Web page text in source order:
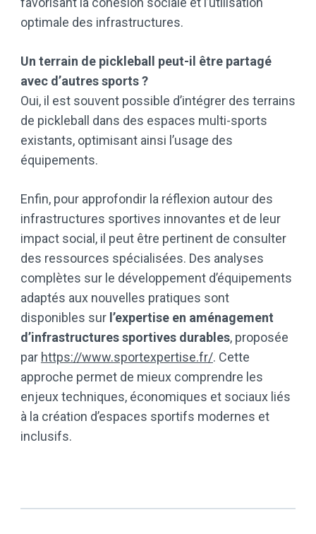
optimale des infrastructures.
Un terrain de pickleball peut-il être partagé
avec d’autres sports ?
Oui, il est souvent possible d’intégrer des terrains
de pickleball dans des espaces multi-sports
existants, optimisant ainsi l’usage des
équipements.
Enfin, pour approfondir la réflexion autour des
infrastructures sportives innovantes et de leur
impact social, il peut être pertinent de consulter
des ressources spécialisées. Des analyses
complètes sur le développement d’équipements
adaptés aux nouvelles pratiques sont
disponibles sur l’expertise en aménagement
d’infrastructures sportives durables, proposée
par https://www.sportexpertise.fr/. Cette
approche permet de mieux comprendre les
enjeux techniques, économiques et sociaux liés
à la création d’espaces sportifs modernes et
inclusifs.